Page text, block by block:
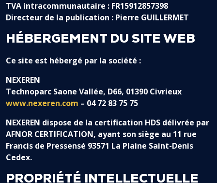
TVA intracommunautaire : FR15912857398
Directeur de la publication : Pierre GUILLERMET
HÉBERGEMENT DU SITE WEB
Ce site est hébergé par la société :
NEXEREN
Technoparc Saone Vallée, D66, 01390 Civrieux
www.nexeren.com – 04 72 83 75 75
NEXEREN dispose de la certification HDS délivrée par
AFNOR CERTIFICATION, ayant son siège au 11 rue
Francis de Pressensé 93571 La Plaine Saint-Denis
Cedex.
PROPRIÉTÉ INTELLECTUELLE